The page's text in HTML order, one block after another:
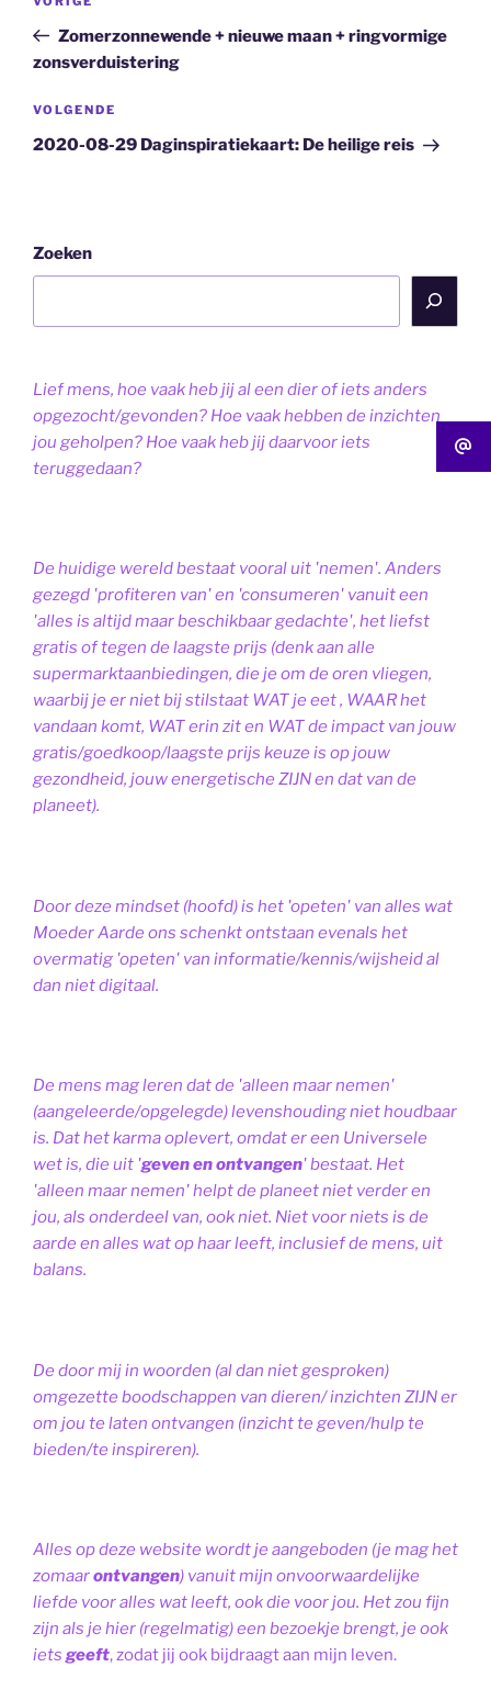
bericht
Zomerzonnewende + nieuwe maan + ringvormige
zonsverduistering
Volgend
bericht
VOLGENDE
2020-08-29 Daginspiratiekaart: De heilige reis
Zoeken
Lief mens, hoe vaak heb jij al een dier of iets anders
opgezocht/gevonden? Hoe vaak hebben de inzichten
jou geholpen? Hoe vaak heb jij daarvoor iets
teruggedaan?
De huidige wereld bestaat vooral uit 'nemen'. Anders
gezegd 'profiteren van' en 'consumeren' vanuit een
'alles is altijd maar beschikbaar gedachte', het liefst
gratis of tegen de laagste prijs (denk aan alle
supermarktaanbiedingen, die je om de oren vliegen,
waarbij je er niet bij stilstaat WAT je eet , WAAR het
vandaan komt, WAT erin zit en WAT de impact van jouw
gratis/goedkoop/laagste prijs keuze is op jouw
gezondheid, jouw energetische ZIJN en dat van de
planeet).
Door deze mindset (hoofd) is het 'opeten' van alles wat
Moeder Aarde ons schenkt ontstaan evenals het
overmatig 'opeten' van informatie/kennis/wijsheid al
dan niet digitaal.
De mens mag leren dat de 'alleen maar nemen'
(aangeleerde/opgelegde) levenshouding niet houdbaar
is. Dat het karma oplevert, omdat er een Universele
wet is, die uit 'geven en ontvangen' bestaat. Het
'alleen maar nemen' helpt de planeet niet verder en
jou, als onderdeel van, ook niet. Niet voor niets is de
aarde en alles wat op haar leeft, inclusief de mens, uit
balans.
De door mij in woorden (al dan niet gesproken)
omgezette boodschappen van dieren/ inzichten ZIJN er
om jou te laten ontvangen (inzicht te geven/hulp te
bieden/te inspireren).
Alles op deze website wordt je aangeboden (je mag het
zomaarontvangen) vanuit mijn onvoorwaardelijke
liefde voor alles wat leeft, ook die voor jou. Het zou fijn
zijn als je hier (regelmatig) een bezoekje brengt, je ook
iets geeft, zodat jij ook bijdraagt aan mijn leven.